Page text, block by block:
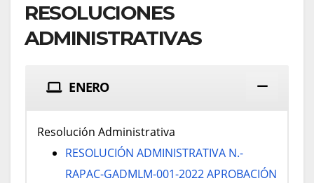
RESOLUCIONES
ADMINISTRATIVAS
ENERO
Resolución Administrativa
RESOLUCIÓN ADMINISTRATIVA N.-
RAPAC-GADMLM-001-2022 APROBACIÓN